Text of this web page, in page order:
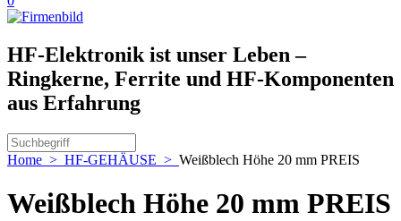
HF-Elektronik ist unser Leben –
Ringkerne, Ferrite und HF-Komponenten
aus Erfahrung
Home > HF-GEHÄUSE > Weißblech Höhe 20 mm PREIS
Weißblech Höhe 20 mm PREIS